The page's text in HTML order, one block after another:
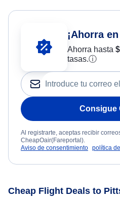
¡Ahorra
Ahorra hasta $
tasas.ⓘ
Consigue
Al registrarte, aceptas recibir
CheapOair(Fareportal).
Aviso de consentimiento política
Cheap Flight Deals to